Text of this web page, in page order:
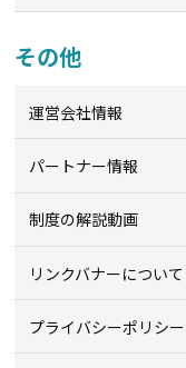
その他
運営会社情報
パートナー情報
制度の解説動画
リンクバナーについて
プライバシーポリシー